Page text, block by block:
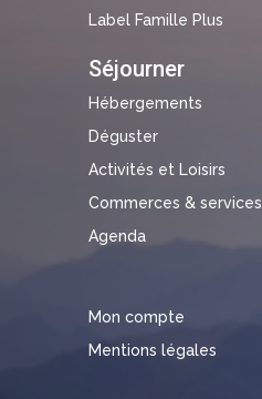
Label Famille Plus
Séjourner
Hébergements
Déguster
Activités et Loisirs
Commerces & services
Agenda
Mon compte
Mentions légales